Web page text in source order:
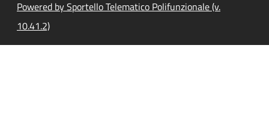
Powered by Sportello Telematico Polifunzionale (v.
10.41.2)